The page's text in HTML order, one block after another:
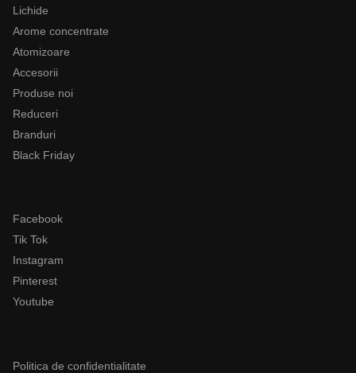
Lichide
Arome concentrate
Atomizoare
Accesorii
Produse noi
Reduceri
Branduri
Black Friday
Facebook
Tik Tok
Instagram
Pinterest
Youtube
Politica de confidentialitate